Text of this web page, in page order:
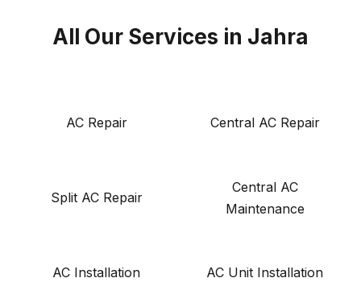
All Our Services in Jahra
AC Repair Central AC Repair
Split AC Repair
Central AC
Maintenance
AC Installation AC Unit Installation